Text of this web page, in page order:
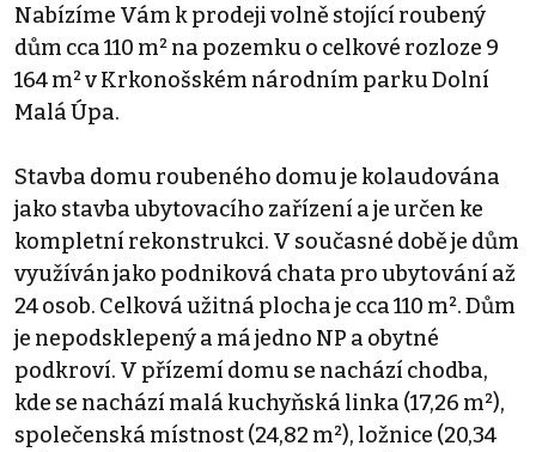
Nabízíme Vám k prodeji volně stojící roubený
dům cca 110 m² na pozemku o celkové rozloze 9
164 m² v Krkonošském národním parku Dolní
Malá Úpa.
Stavba domu roubeného domu je kolaudována
jako stavba ubytovacího zařízení a je určen ke
kompletní rekonstrukci. V současné době je dům
využíván jako podniková chata pro ubytování až
24 osob. Celková užitná plocha je cca 110 m². Dům
je nepodsklepený a má jedno NP a obytné
podkroví. V přízemí domu se nachází chodba,
kde se nachází malá kuchyňská linka (17,26 m²),
společenská místnost (24,82 m²), ložnice (20,34